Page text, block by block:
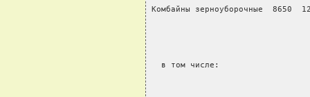
Комбайны зерноуборочные
  в том числе: